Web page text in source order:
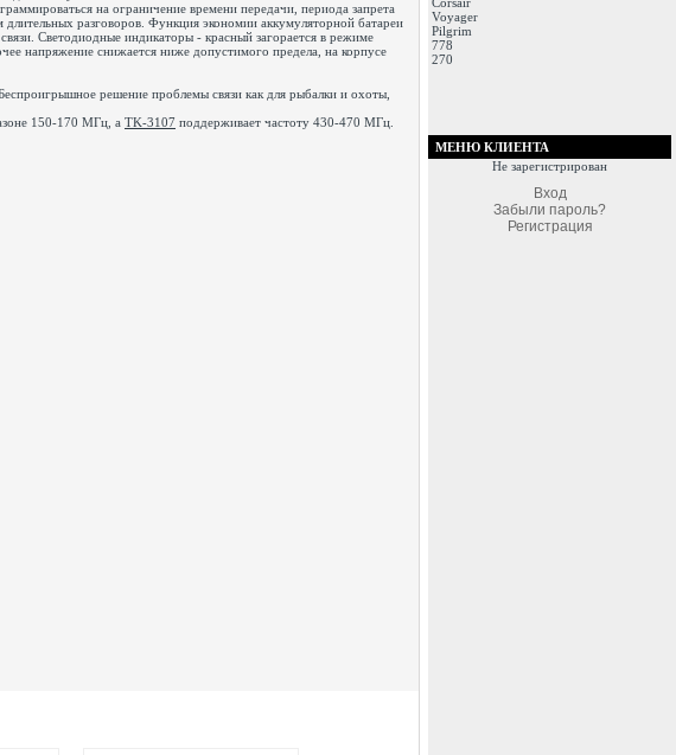
на ограничение времени передачи, периода запрета
разговоров. Функция экономии аккумуляторной батареи
Светодиодные индикаторы - красный загорается в режиме
напряжение снижается ниже допустимого предела, на корпусе
решение проблемы связи как для рыбалки и охоты,
150-170 МГц, а TK-3107 поддерживает частоту 430-470 МГц.
Voyager
Pilgrim
778
270
МЕНЮ КЛИЕНТА
Не зарегистрирован
Вход
Забыли пароль?
Регистрация